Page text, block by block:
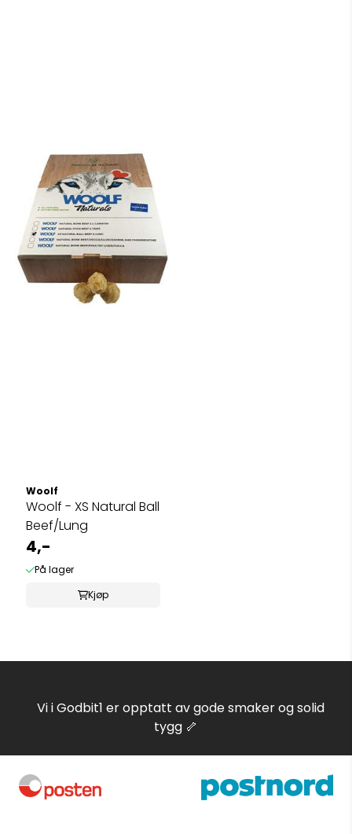
Woolf
Woolf - XS Natural Ball
Beef/Lung
4,-
På lager
Kjøp
Vi i Godbit1 er opptatt av gode smaker og solid
tygg 🦴